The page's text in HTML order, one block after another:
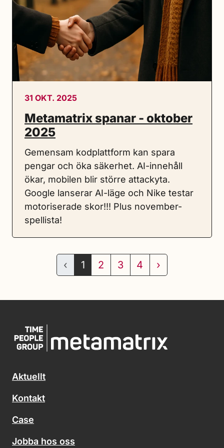
31 OKT. 2025
Metamatrix spanar - oktober
2025
Gemensam kodplattform kan spara
pengar och öka säkerhet. AI-innehåll
ökar, mobilen blir större attackyta.
Google lanserar AI-läge och Nike testar
motoriserade skor!!! Plus november-
spellista!
‹ 1 2 3 4 ›
Aktuellt
Kontakt
Case
Jobba hos oss